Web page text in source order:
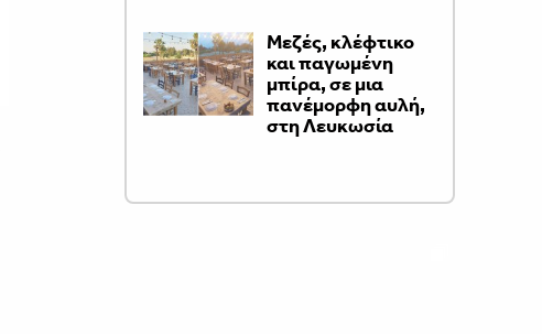
Μεζές, κλέφτικο
και παγωμένη
μπίρα, σε μια
πανέμορφη αυλή,
στη Λευκωσία